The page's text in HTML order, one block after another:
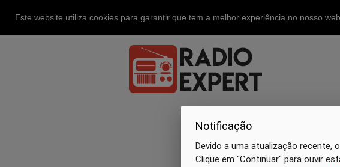
Este website utiliza cookies para garantir que tem a melhor experiência no nosso
Notificação
Devido a uma atualização recente,
Clique em "Continuar" para ouvir